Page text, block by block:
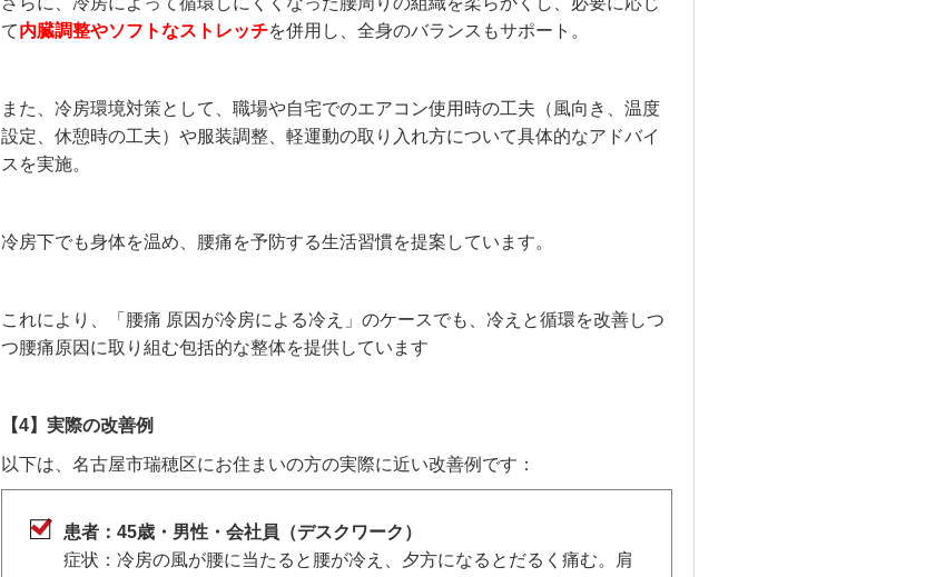
て内臓調整やソフトなストレッチを併用し、全身のバランスもサポート。
また、冷房環境対策として、職場や自宅でのエアコン使用時の工夫（風向き、温度
設定、休憩時の工夫）や服装調整、軽運動の取り入れ方について具体的なアドバイ
スを実施。
冷房下でも身体を温め、腰痛を予防する生活習慣を提案しています。
これにより、「腰痛 原因が冷房による冷え」のケースでも、冷えと循環を改善しつ
つ腰痛原因に取り組む包括的な整体を提供しています
【4】実際の改善例
以下は、名古屋市瑞穂区にお住まいの方の実際に近い改善例です：
患者：45歳・男性・会社員（デスクワーク）
症状：冷房の風が腰に当たると腰が冷え、夕方になるとだるく痛む。肩